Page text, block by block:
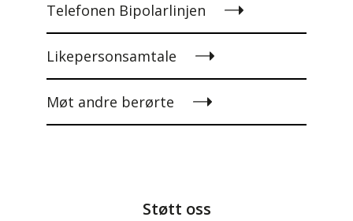
Telefonen Bipolarlinjen
Likepersonsamtale
Møt andre berørte
Støtt oss